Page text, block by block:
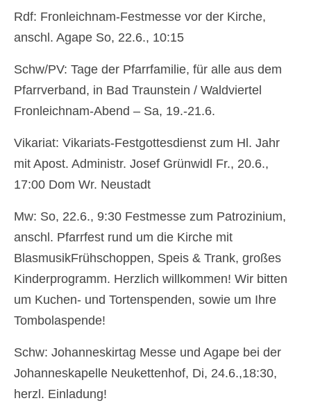
Rdf: Fronleichnam-Festmesse vor der Kirche,
anschl. Agape So, 22.6., 10:15
Schw/PV: Tage der Pfarrfamilie, für alle aus dem
Pfarrverband, in Bad Traunstein / Waldviertel
Fronleichnam-Abend – Sa, 19.-21.6.
Vikariat: Vikariats-Festgottesdienst zum Hl. Jahr
mit Apost. Administr. Josef Grünwidl Fr., 20.6.,
17:00 Dom Wr. Neustadt
Mw: So, 22.6., 9:30 Festmesse zum Patrozinium,
anschl. Pfarrfest rund um die Kirche mit
BlasmusikFrühschoppen, Speis & Trank, großes
Kinderprogramm. Herzlich willkommen! Wir bitten
um Kuchen- und Tortenspenden, sowie um Ihre
Tombolaspende!
Schw: Johanneskirtag Messe und Agape bei der
Johanneskapelle Neukettenhof, Di, 24.6.,18:30,
herzl. Einladung!